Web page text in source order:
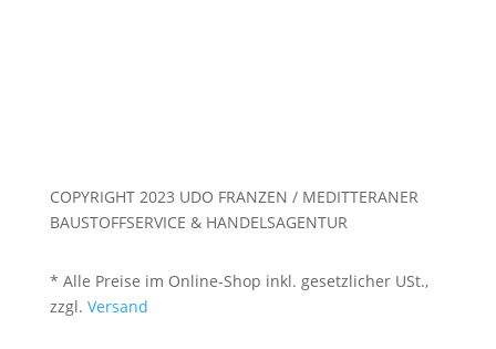
COPYRIGHT 2023 UDO FRANZEN / MEDITTERANER
BAUSTOFFSERVICE & HANDELSAGENTUR
* Alle Preise im Online-Shop inkl. gesetzlicher USt.,
zzgl. Versand